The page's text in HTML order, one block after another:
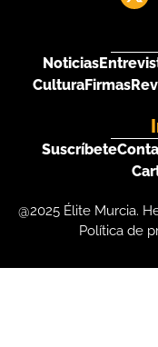
Noticias
CulturaFirmas
Suscríbete
@2025 Élite Murcia.
Política de